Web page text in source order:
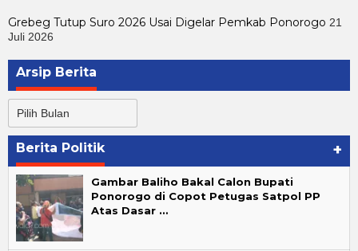
Grebeg Tutup Suro 2026 Usai Digelar Pemkab Ponorogo 21
Juli 2026
Arsip Berita
Arsip
Berita
Berita Politik +
Gambar Baliho Bakal Calon Bupati
Ponorogo di Copot Petugas Satpol PP
Atas Dasar …